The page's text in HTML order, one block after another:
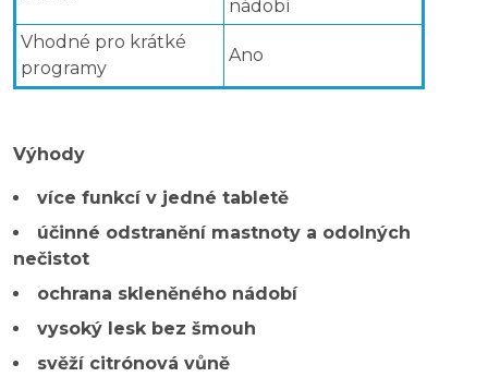
nádobí
Vhodné pro krátké
programy
Ano
Výhody
více funkcí v jedné tabletě
účinné odstranění mastnoty a odolných
nečistot
ochrana skleněného nádobí
vysoký lesk bez šmouh
svěží citrónová vůně